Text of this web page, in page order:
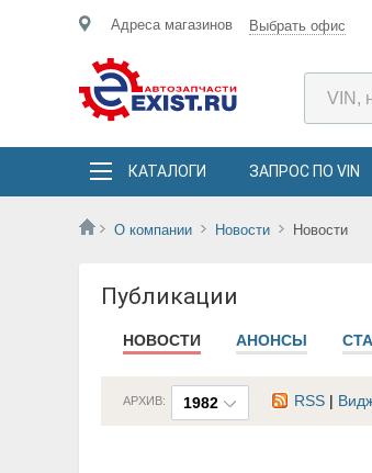
Адреса магазинов Выбрать офис
КАТАЛОГИ ЗАПРОС ПО VIN
О компании Новости Новости
Публикации
НОВОСТИ АНОНСЫ
1982
АРХИВ: RSS |